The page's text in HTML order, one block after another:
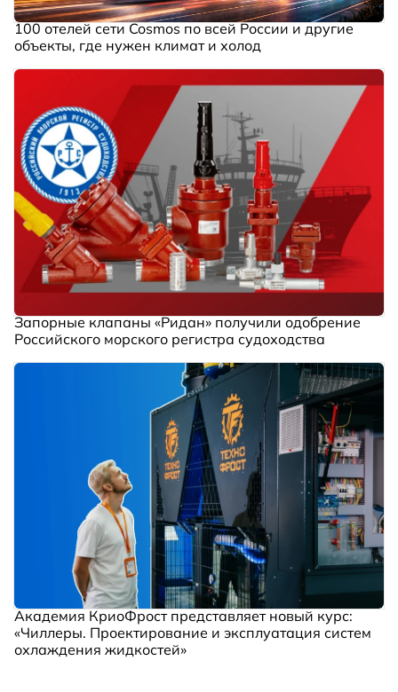
100 отелей сети Cosmos по всей России и другие
объекты, где нужен климат и холод
Запорные клапаны «Ридан» получили одобрение
Российского морского регистра судоходства
Академия КриоФрост представляет новый курс:
«Чиллеры. Проектирование и эксплуатация систем
охлаждения жидкостей»